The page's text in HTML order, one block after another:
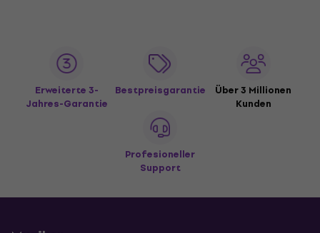
Erweiterte 3-
Jahres-Garantie
Bestpreisgarantie
Über 3 Millionen
Kunden
Profesioneller
Support